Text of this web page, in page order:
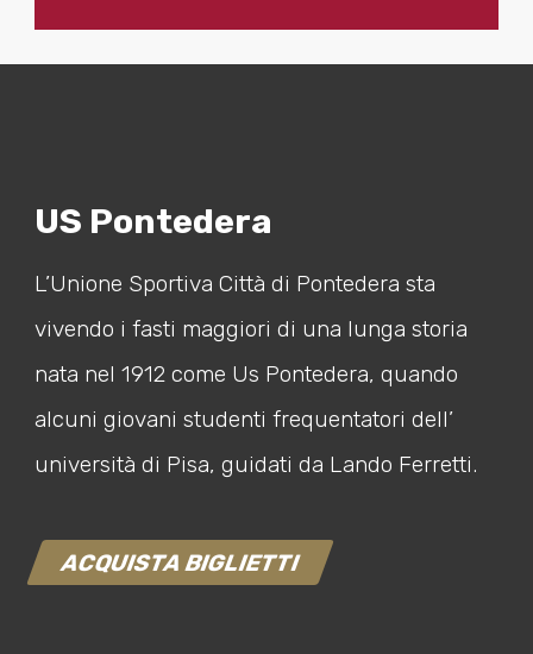
US Pontedera
L’Unione Sportiva Città di Pontedera sta
vivendo i fasti maggiori di una lunga storia
nata nel 1912 come Us Pontedera, quando
alcuni giovani studenti frequentatori dell’
università di Pisa, guidati da Lando Ferretti.
ACQUISTA BIGLIETTI